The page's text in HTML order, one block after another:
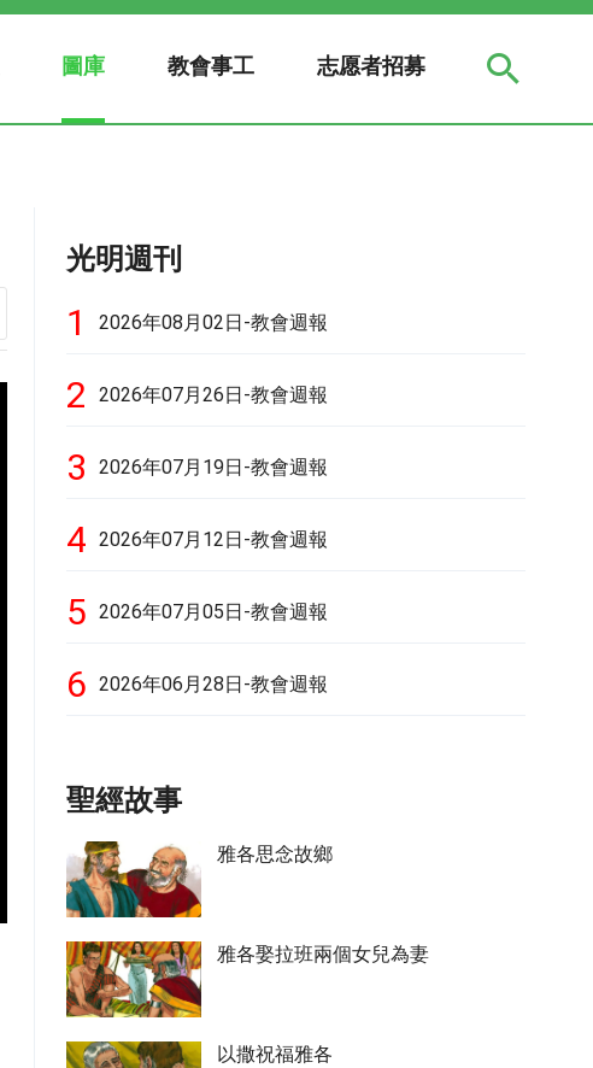
圖庫 教會事工 志愿者招募
光明週刊
1 2026年08月02日-教會週報
2 2026年07月26日-教會週報
3 2026年07月19日-教會週報
4 2026年07月12日-教會週報
5 2026年07月05日-教會週報
6 2026年06月28日-教會週報
聖經故事
雅各思念故鄉
雅各娶拉班兩個女兒為妻
以撒祝福雅各